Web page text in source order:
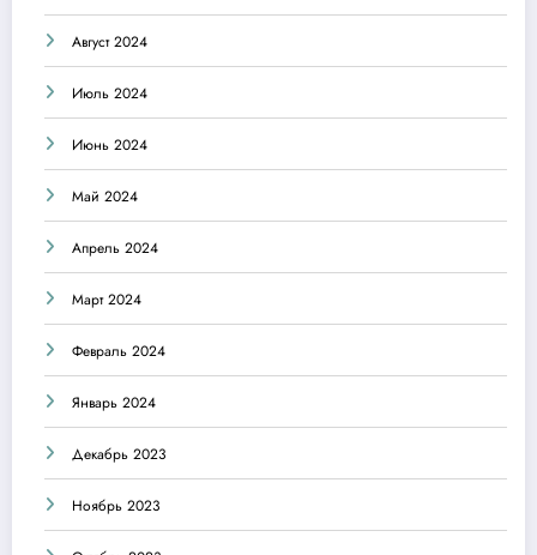
Август 2024
Июль 2024
Июнь 2024
Май 2024
Апрель 2024
Март 2024
Февраль 2024
Январь 2024
Декабрь 2023
Ноябрь 2023